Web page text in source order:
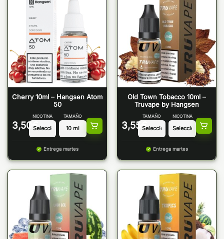
Cherry 10ml – Hangsen Atom
50
3,50 €
NICOTINA TAMAÑO
Entrega martes
Old Town Tobacco 10ml –
Truvape by Hangsen
3,55 €
TAMAÑO NICOTINA
Entrega martes